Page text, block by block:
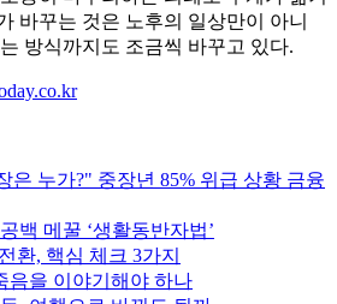
바꾸는 것은 노후의 일상만이 아니
방식까지도 조금씩 바꾸고 있다.
은 누가?" 중장년 85% 위급 상황 금융
백 메꿀 ‘생활동반자법’
환, 핵심 체크 3가지
음을 이야기해야 하나